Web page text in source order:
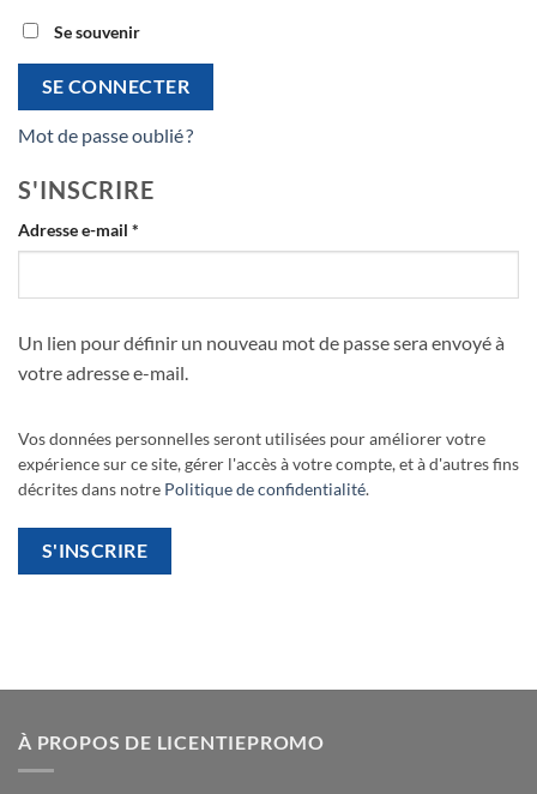
Se souvenir
SE CONNECTER
Mot de passe oublié ?
S'INSCRIRE
Adresse e-mail *
Un lien pour définir un nouveau mot de passe sera envoyé à
votre adresse e-mail.
Vos données personnelles seront utilisées pour améliorer votre
expérience sur ce site, gérer l'accès à votre compte, et à d'autres fins
décrites dans notre Politique de confidentialité.
S'INSCRIRE
À PROPOS DE LICENTIEPROMO